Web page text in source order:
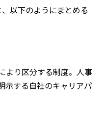
以下のようにまとめる
より区分する制度。人事
示する自社のキャリアパ